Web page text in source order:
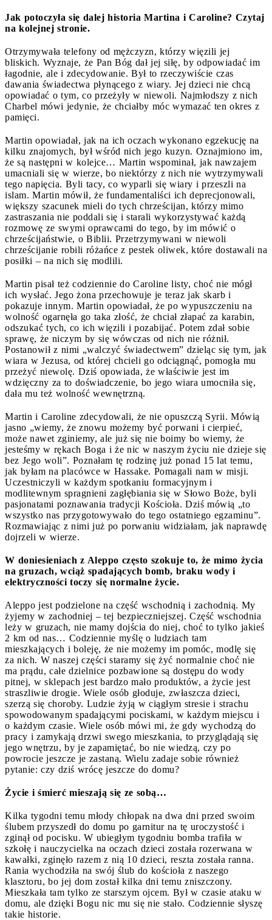
Jak potoczyła się dalej historia Martina i Caroline? Czytaj
na kolejnej stronie.
Otrzymywała telefony od mężczyzn, którzy więzili jej
bliskich. Wyznaje, że Pan Bóg dał jej siłę, by odpowiadać im
łagodnie, ale i zdecydowanie. Był to rzeczywiście czas
dawania świadectwa płynącego z wiary. Jej dzieci nie chcą
opowiadać o tym, co przeżyły w niewoli. Najmłodszy z nich
Charbel mówi jedynie, że chciałby móc wymazać ten okres z
pamięci.
Martin opowiadał, jak na ich oczach wykonano egzekucję na
kilku znajomych, był wśród nich jego kuzyn. Oznajmiono im,
że są następni w kolejce… Martin wspominał, jak nawzajem
umacniali się w wierze, bo niektórzy z nich nie wytrzymywali
tego napięcia. Byli tacy, co wyparli się wiary i przeszli na
islam. Martin mówił, że fundamentaliści ich deprecjonowali,
większy szacunek mieli do tych chrześcijan, którzy mimo
zastraszania nie poddali się i starali wykorzystywać każdą
rozmowę ze swymi oprawcami do tego, by im mówić o
chrześcijaństwie, o Biblii. Przetrzymywani w niewoli
chrześcijanie robili różańce z pestek oliwek, które dostawali na
posiłki – na nich się modlili.
Martin pisał też codziennie do Caroline listy, choć nie mógł
ich wysłać. Jego żona przechowuje je teraz jak skarb i
pokazuje innym. Martin opowiadał, że po wypuszczeniu na
wolność ogarnęła go taka złość, że chciał złapać za karabin,
odszukać tych, co ich więzili i pozabijać. Potem zdał sobie
sprawę, że niczym by się wówczas od nich nie różnił.
Postanowił z nimi „walczyć świadectwem” dzieląc się tym, jak
wiara w Jezusa, od której chcieli go odciągnąć, pomogła mu
przeżyć niewolę. Dziś opowiada, że właściwie jest im
wdzięczny za to doświadczenie, bo jego wiara umocniła się,
dała mu też wolność wewnętrzną.
Martin i Caroline zdecydowali, że nie opuszczą Syrii. Mówią
jasno „wiemy, że znowu możemy być porwani i cierpieć,
może nawet zginiemy, ale już się nie boimy bo wiemy, że
jesteśmy w rękach Boga i że nic w naszym życiu nie dzieje się
bez Jego woli”. Poznałam tę rodzinę już ponad 15 lat temu,
jak byłam na placówce w Hassake. Pomagali nam w misji.
Uczestniczyli w każdym spotkaniu formacyjnym i
modlitewnym spragnieni zagłębiania się w Słowo Boże, byli
pasjonatami poznawania tradycji Kościoła. Dziś mówią „to
wszystko nas przygotowywało do tego ostatniego egzaminu”.
Rozmawiając z nimi już po porwaniu widziałam, jak naprawdę
dojrzeli w wierze.
W doniesieniach z Aleppo często szokuje to, że mimo życia
na gruzach, wciąż spadających bomb, braku wody i
elektryczności toczy się normalne życie.
Aleppo jest podzielone na część wschodnią i zachodnią. My
żyjemy w zachodniej – tej bezpieczniejszej. Część wschodnia
leży w gruzach, nie mamy dojścia do niej, choć to tylko jakieś
2 km od nas… Codziennie myślę o ludziach tam
mieszkających i boleję, że nie możemy im pomóc, modlę się
za nich. W naszej części staramy się żyć normalnie choć nie
ma prądu, całe dzielnice pozbawione są dostępu do wody
pitnej, w sklepach jest bardzo mało produktów, a życie jest
straszliwie drogie. Wiele osób głoduje, zwłaszcza dzieci,
szerzą się choroby. Ludzie żyją w ciągłym stresie i strachu
spowodowanym spadającymi pociskami, w każdym miejscu i
o każdym czasie. Wiele osób mówi mi, że gdy wychodzą do
pracy i zamykają drzwi swego mieszkania, to przyglądają się
jego wnętrzu, by je zapamiętać, bo nie wiedzą, czy po
powrocie jeszcze je zastaną. Wielu zadaje sobie również
pytanie: czy dziś wrócę jeszcze do domu?
Życie i śmierć mieszają się ze sobą…
Kilka tygodni temu młody chłopak na dwa dni przed swoim
ślubem przyszedł do domu po garnitur na tę uroczystość i
zginął od pocisku. W ubiegłym tygodniu bomba trafiła w
szkołę i nauczycielka na oczach dzieci została rozerwana w
kawałki, zginęło razem z nią 10 dzieci, reszta została ranna.
Rania wychodziła na swój ślub do kościoła z naszego
klasztoru, bo jej dom został kilka dni temu zniszczony.
Mieszkała tam tylko ze starszym ojcem. Był w czasie ataku w
domu, ale dzięki Bogu nic mu się nie stało. Codziennie słyszę
takie historie.